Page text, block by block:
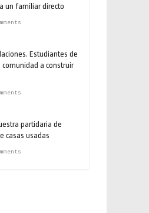
un familiar directo
Estudiantes de
comunidad a construir
partidaria de
casas usadas